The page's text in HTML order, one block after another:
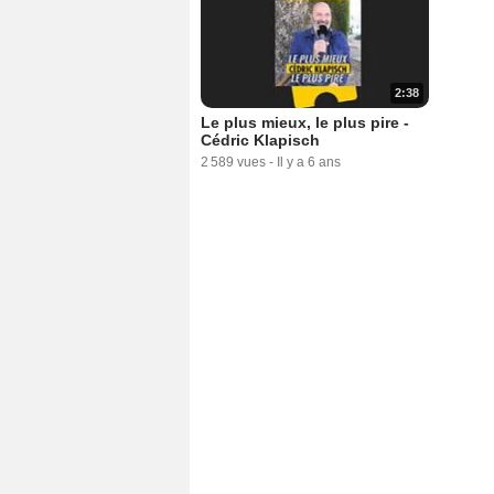
2:38
Le plus mieux, le plus pire -
Cédric Klapisch
2 589 vues - Il y a 6 ans